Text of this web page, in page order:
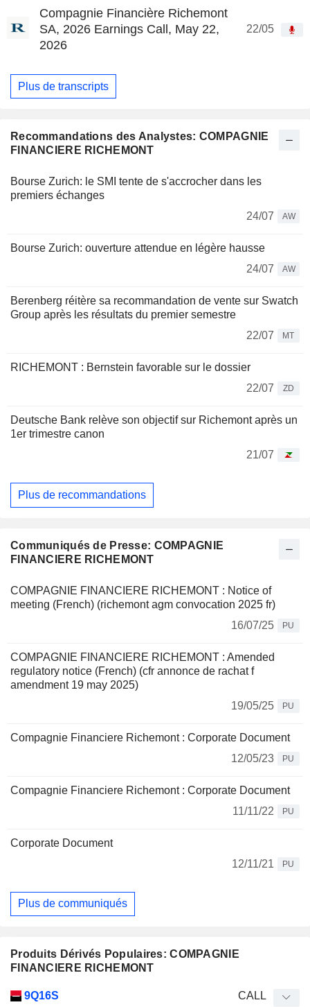
Compagnie Financière Richemont
SA, 2026 Earnings Call, May 22,
2026
22/05
Plus de transcripts
Recommandations des Analystes: COMPAGNIE
FINANCIERE RICHEMONT
Bourse Zurich: le SMI tente de s'accrocher dans les
premiers échanges
24/07
AW
Bourse Zurich: ouverture attendue en légère hausse
24/07
AW
Berenberg réitère sa recommandation de vente sur Swatch
Group après les résultats du premier semestre
22/07
MT
RICHEMONT : Bernstein favorable sur le dossier
22/07
ZD
Deutsche Bank relève son objectif sur Richemont après un
1er trimestre canon
21/07
Plus de recommandations
Communiqués de Presse: COMPAGNIE
FINANCIERE RICHEMONT
COMPAGNIE FINANCIERE RICHEMONT : Notice of
meeting (French) (richemont agm convocation 2025 fr)
16/07/25
PU
COMPAGNIE FINANCIERE RICHEMONT : Amended
regulatory notice (French) (cfr annonce de rachat f
amendment 19 may 2025)
19/05/25
PU
Compagnie Financiere Richemont : Corporate Document
12/05/23
PU
Compagnie Financiere Richemont : Corporate Document
11/11/22
PU
Corporate Document
12/11/21
PU
Plus de communiqués
Produits Dérivés Populaires: COMPAGNIE
FINANCIERE RICHEMONT
9Q16S CALL